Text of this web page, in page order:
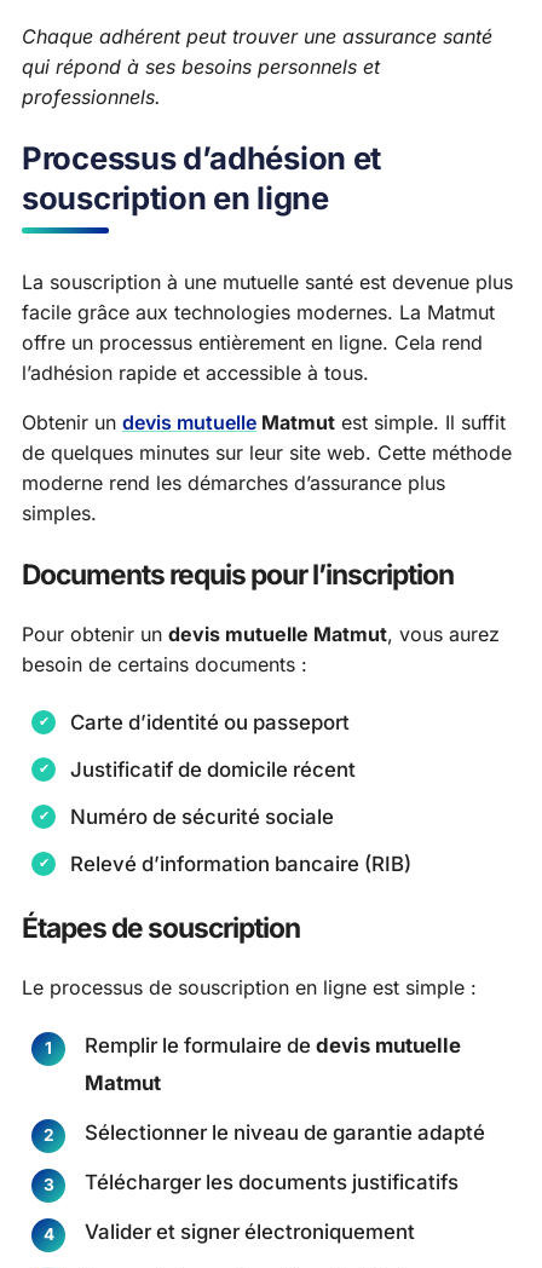
Chaque adhérent peut trouver une assurance santé
qui répond à ses besoins personnels et
professionnels.
Processus d’adhésion et
souscription en ligne
La souscription à une mutuelle santé est devenue plus
facile grâce aux technologies modernes. La Matmut
offre un processus entièrement en ligne. Cela rend
l’adhésion rapide et accessible à tous.
Obtenir un devis mutuelle Matmut est simple. Il suffit
de quelques minutes sur leur site web. Cette méthode
moderne rend les démarches d’assurance plus
simples.
Documents requis pour l’inscription
Pour obtenir un devis mutuelle Matmut, vous aurez
besoin de certains documents :
Carte d’identité ou passeport
Justificatif de domicile récent
Numéro de sécurité sociale
Relevé d’information bancaire (RIB)
Étapes de souscription
Le processus de souscription en ligne est simple :
Remplir le formulaire de devis mutuelle
Matmut
Sélectionner le niveau de garantie adapté
Télécharger les documents justificatifs
Valider et signer électroniquement